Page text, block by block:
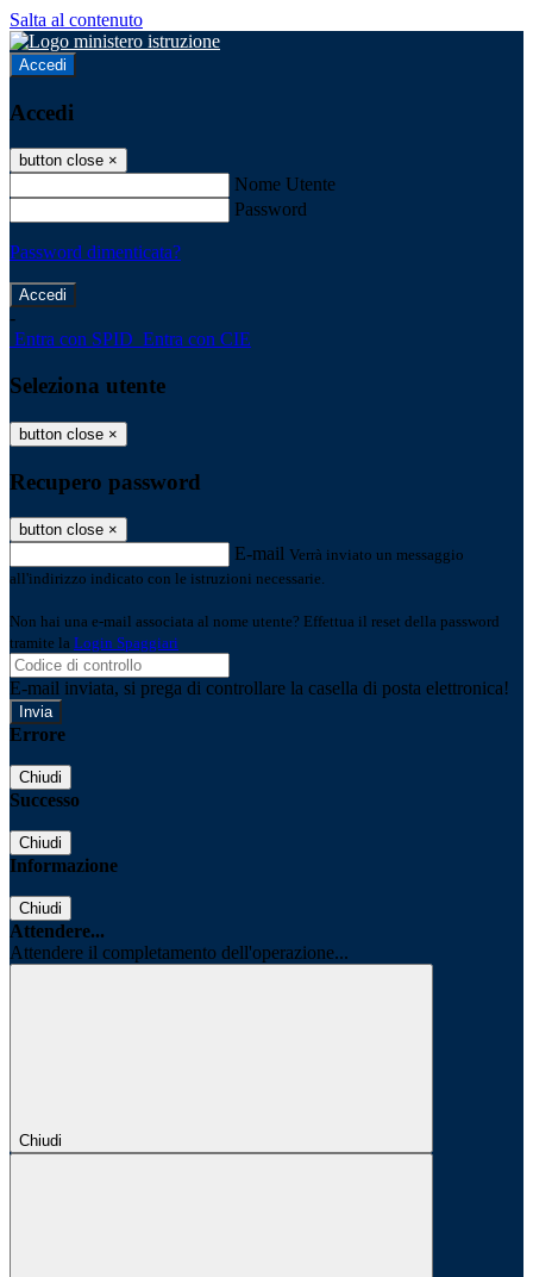
Salta al contenuto
Accedi
Accedi
button close ×
Nome Utente
Password
Password dimenticata?
-
Entra con SPID Entra con CIE
Seleziona utente
button close ×
Recupero password
button close ×
E-mail Verrà inviato un messaggio
all'indirizzo indicato con le istruzioni necessarie.
Non hai una e-mail associata al nome utente? Effettua il reset della password
tramite la Login Spaggiari
E-mail inviata, si prega di controllare la casella di posta elettronica!
Errore
Chiudi
Successo
Chiudi
Informazione
Chiudi
Attendere...
Attendere il completamento dell'operazione...
Chiudi